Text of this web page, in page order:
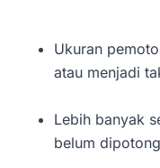
Ukuran
atau menjadi
Lebih banyak
belum